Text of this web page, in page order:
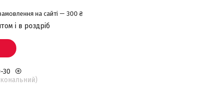
на сайті — 300 ₴
і в роздріб
30